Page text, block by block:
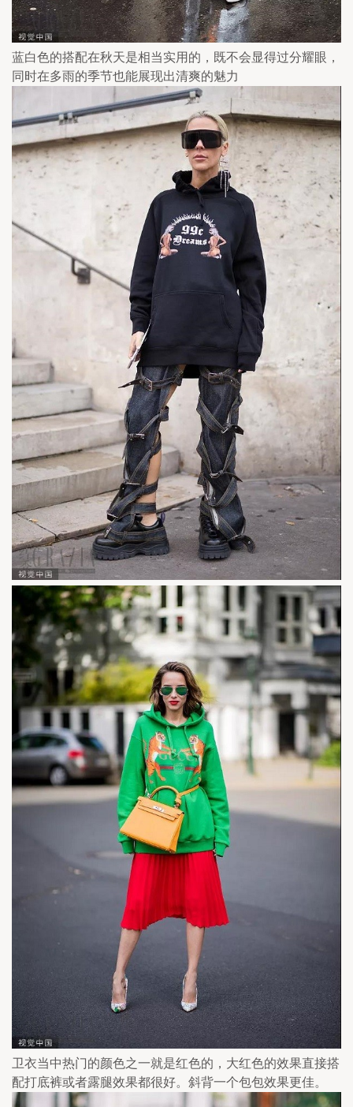
蓝白色的搭配在秋天是相当实用的，既不会显得过分耀眼，
同时在多雨的季节也能展现出清爽的魅力
卫衣当中热门的颜色之一就是红色的，大红色的效果直接搭
配打底裤或者露腿效果都很好。斜背一个包包效果更佳。